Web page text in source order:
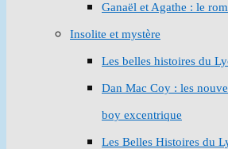
Ganaël et Agathe : le
Insolite et mystère
Les belles histoires du
Dan Mac Coy : les
boy excentrique
Les Belles Histoires du